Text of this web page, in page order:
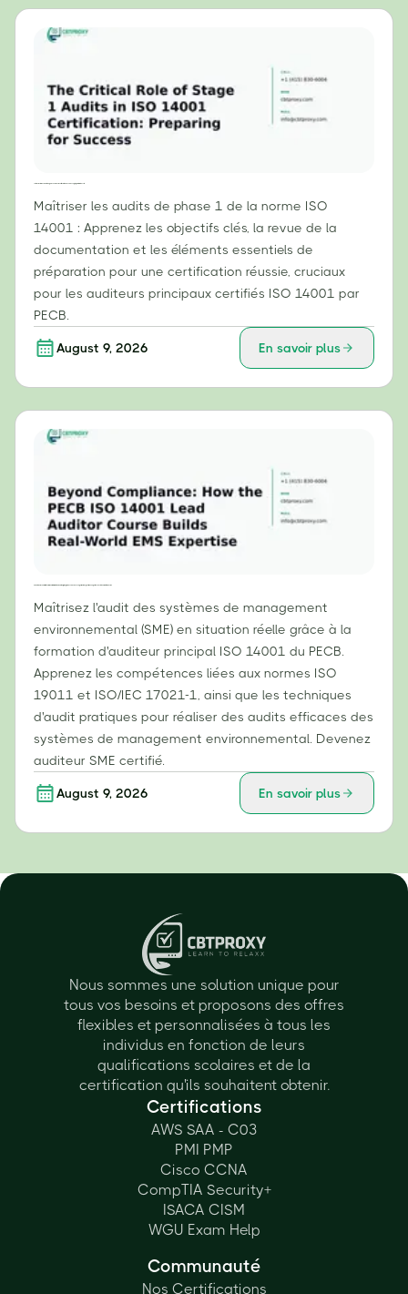
Maîtriser les audits de phase 1 de la norme ISO
14001 : Apprenez les objectifs clés, la revue de la
documentation et les éléments essentiels de
préparation pour une certification réussie, cruciaux
pour les auditeurs principaux certifiés ISO 14001 par
PECB.
August 9, 2026 En savoir plus
Maîtrisez l'audit des systèmes de management
environnemental (SME) en situation réelle grâce à la
formation d'auditeur principal ISO 14001 du PECB.
Apprenez les compétences liées aux normes ISO
19011 et ISO/IEC 17021-1, ainsi que les techniques
d'audit pratiques pour réaliser des audits efficaces des
systèmes de management environnemental. Devenez
auditeur SME certifié.
August 9, 2026 En savoir plus
Nous sommes une solution unique pour
tous vos besoins et proposons des offres
flexibles et personnalisées à tous les
individus en fonction de leurs
qualifications scolaires et de la
certification qu'ils souhaitent obtenir.
Certifications
AWS SAA - C03
PMI PMP
Cisco CCNA
CompTIA Security+
ISACA CISM
WGU Exam Help
Communauté
Nos Certifications